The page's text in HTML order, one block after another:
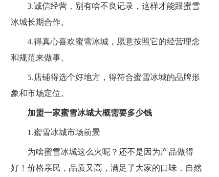
3.诚信经营，别有啥不良记录，这样才能跟蜜雪
冰城长期合作。
4.得真心喜欢蜜雪冰城，愿意按照它的经营理念
和规范来做事。
5.店铺得选个好地方，得符合蜜雪冰城的品牌形
象和市场定位。
加盟一家蜜雪冰城大概需要多少钱
1.蜜雪冰城市场前景
为啥蜜雪冰城这么火呢？还不是因为产品做得
好！价格亲民，品质又高，满足了大家的口味，自然